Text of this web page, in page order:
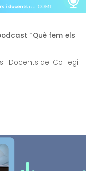
“Què fem els
i Docents del Col·legi